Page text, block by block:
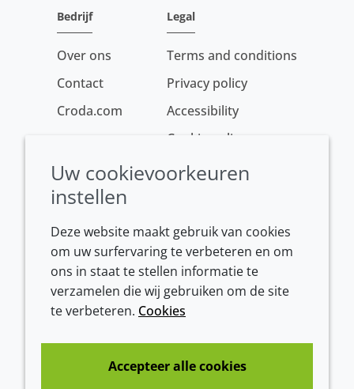
Bedrijf
Over ons
Contact
Croda.com
Legal
Terms and conditions
Privacy policy
Accessibility
Cookie policy
Conditions of sale
1601 BL Enkhuizen
The Netherlands
Uw cookievoorkeuren
instellen
Deze website maakt gebruik van cookies
om uw surfervaring te verbeteren en om
ons in staat te stellen informatie te
verzamelen die wij gebruiken om de site
te verbeteren. Cookies
Accepteer alle cookies